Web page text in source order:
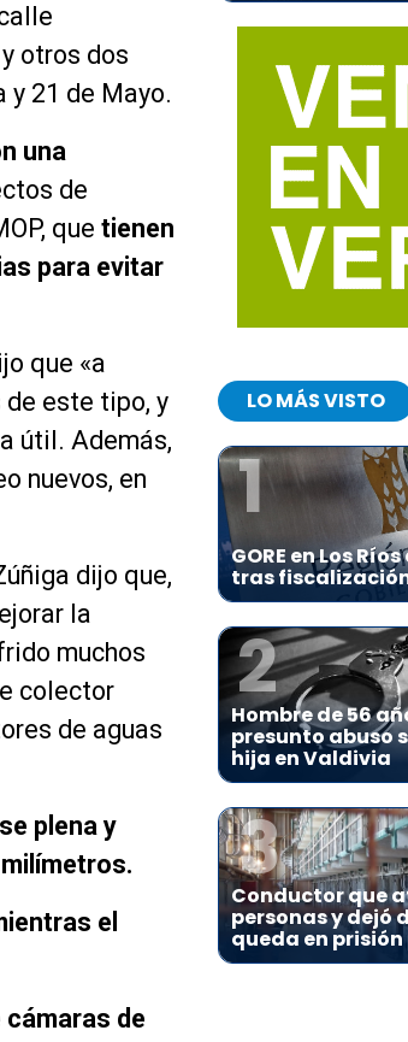
otros dos
21 de Mayo.
una
de
que tienen
para evitar
que «a
este tipo, y
útil. Además,
nuevos, en
dijo que,
la
muchos
colector
de aguas
plena y
el
de
LO MÁS VISTO
1
GORE en Los
tras
2
Hombre de 56
presunto abuso
hija en Valdivia
3
Conductor que
personas y dejó
queda en